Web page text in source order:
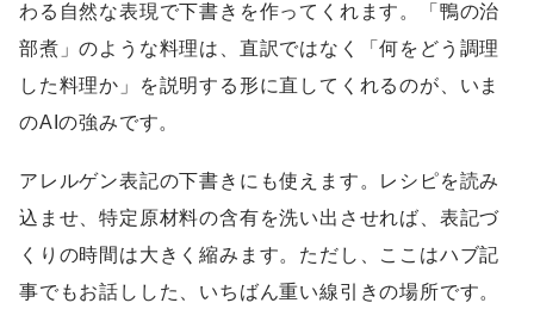
わる自然な表現で下書きを作ってくれます。「鴨の治
部煮」のような料理は、直訳ではなく「何をどう調理
した料理か」を説明する形に直してくれるのが、いま
のAIの強みです。
アレルゲン表記の下書きにも使えます。レシピを読み
込ませ、特定原材料の含有を洗い出させれば、表記づ
くりの時間は大きく縮みます。ただし、ここはハブ記
事でもお話しした、いちばん重い線引きの場所です。